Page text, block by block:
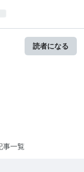
読者になる
事一覧